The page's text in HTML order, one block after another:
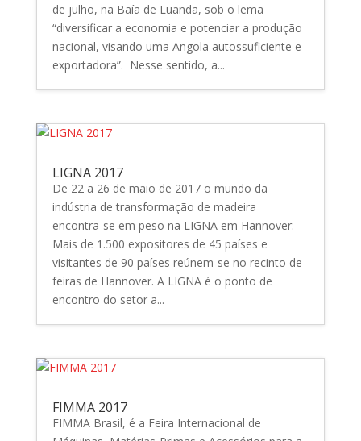
de julho, na Baía de Luanda, sob o lema
“diversificar a economia e potenciar a produção
nacional, visando uma Angola autossuficiente e
exportadora”. Nesse sentido, a...
LIGNA 2017
De 22 a 26 de maio de 2017 o mundo da
indústria de transformação de madeira
encontra-se em peso na LIGNA em Hannover:
Mais de 1.500 expositores de 45 países e
visitantes de 90 países reúnem-se no recinto de
feiras de Hannover. A LIGNA é o ponto de
encontro do setor a...
FIMMA 2017
FIMMA Brasil, é a Feira Internacional de